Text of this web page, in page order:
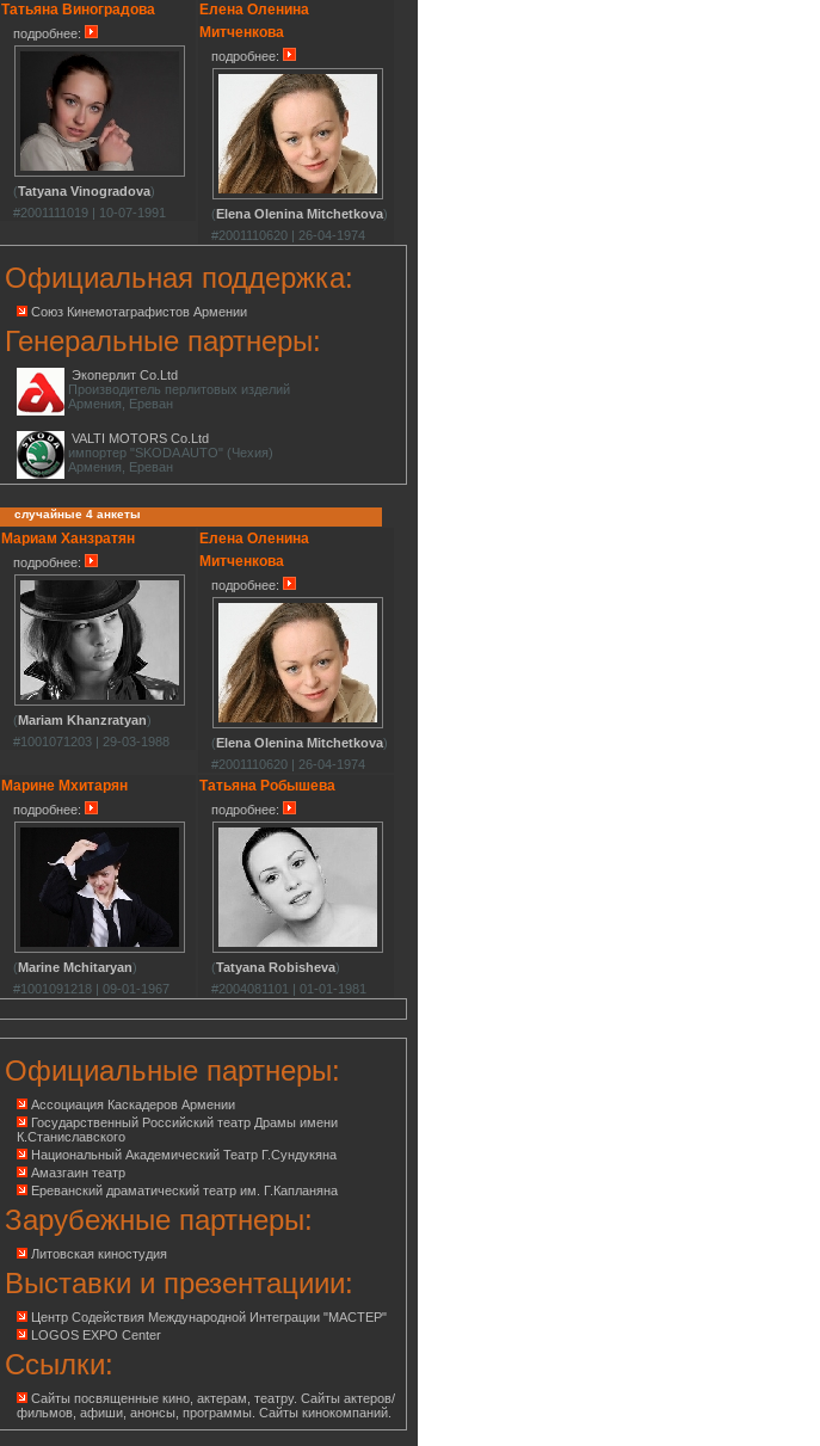
Татьяна Виноградова
подробнее:
(Tatyana Vinogradova)
#2001111019 | 10-07-1991
Елена Оленина
Митченкова
подробнее:
(Elena Olenina Mitchetkova)
#2001110620 | 26-04-1974
Официальная поддержка:
Союз Кинемотаграфистов Армении
Генеральные партнеры:
Экоперлит Co.Ltd
Производитель перлитовых изделий
Армения, Ереван
VALTI MOTORS Co.Ltd
импортер "SKODA AUTO" (Чехия)
Армения, Ереван
случайные 4 анкеты
Мариам Ханзратян
подробнее:
(Mariam Khanzratyan)
#1001071203 | 29-03-1988
Елена Оленина
Митченкова
подробнее:
(Elena Olenina Mitchetkova)
#2001110620 | 26-04-1974
Марине Мхитарян
подробнее:
(Marine Mchitaryan)
#1001091218 | 09-01-1967
Татьяна Робышева
подробнее:
(Tatyana Robisheva)
#2004081101 | 01-01-1981
Официальные партнеры:
Ассоциация Каскадеров Армении
Государственный Российский театр Драмы имени
К.Станиславского
Национальный Академический Театр Г.Сундукяна
Амазгаин театр
Ереванский драматический театр им. Г.Капланяна
Зарубежные партнеры:
Литовская киностудия
Выставки и презентациии:
Центр Содействия Международной Интеграции "МАСТЕР"
LOGOS EXPO Center
Ссылки:
Сайты посвященные кино, актерам, театру. Сайты актеров/
фильмов, афиши, анонсы, программы. Сайты кинокомпаний.